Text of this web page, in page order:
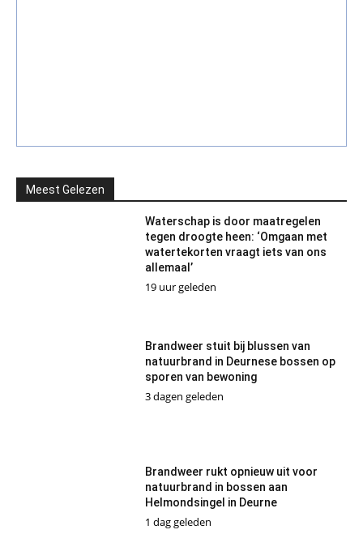
Meest Gelezen
Waterschap is door maatregelen
tegen droogte heen: ‘Omgaan met
watertekorten vraagt iets van ons
allemaal’
19 uur geleden
Brandweer stuit bij blussen van
natuurbrand in Deurnese bossen op
sporen van bewoning
3 dagen geleden
Brandweer rukt opnieuw uit voor
natuurbrand in bossen aan
Helmondsingel in Deurne
1 dag geleden